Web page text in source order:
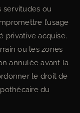
servitudes ou
l’usage
privative acquise.
ou les zones
annulée avant la
le droit de
du